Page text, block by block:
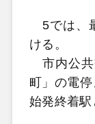
5では、
ける。
市内公共
町」の電
始発終着駅